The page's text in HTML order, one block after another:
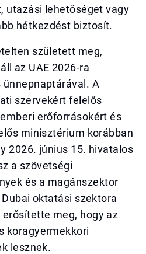
utazási lehetőséget vagy
hétkezdést biztosít.
született meg,
az UAE 2026-ra
A
szervekért felelős
erőforrásokért és
minisztérium korábban
2026. június 15. hivatalos
a szövetségi
és a magánszektor
oktatási szektora
meg, hogy az
koragyermekkori
lesznek.